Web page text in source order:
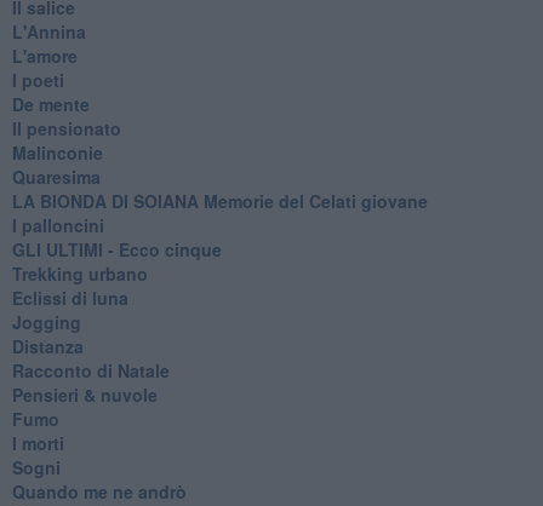
Il salice
L'Annina
L'amore
I poeti
De mente
Il pensionato
Malinconie
Quaresima
LA BIONDA DI SOIANA Memorie del Celati giovane
I palloncini
GLI ULTIMI - Ecco cinque
Trekking urbano
Eclissi di luna
Jogging
Distanza
Racconto di Natale
Pensieri & nuvole
Fumo
I morti
Sogni
Quando me ne andrò